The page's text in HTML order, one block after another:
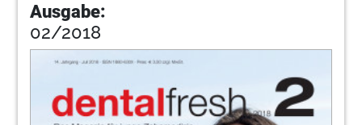
Ausgabe:
02/2018